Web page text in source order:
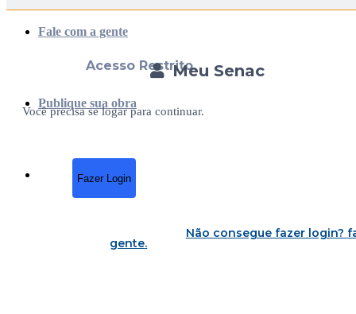
Fale com a gente
Publique sua obra
Meu Senac
Acesso Restrito
Você precisa se logar para continuar.
Fazer Login
Não consegue fazer login?
gente.